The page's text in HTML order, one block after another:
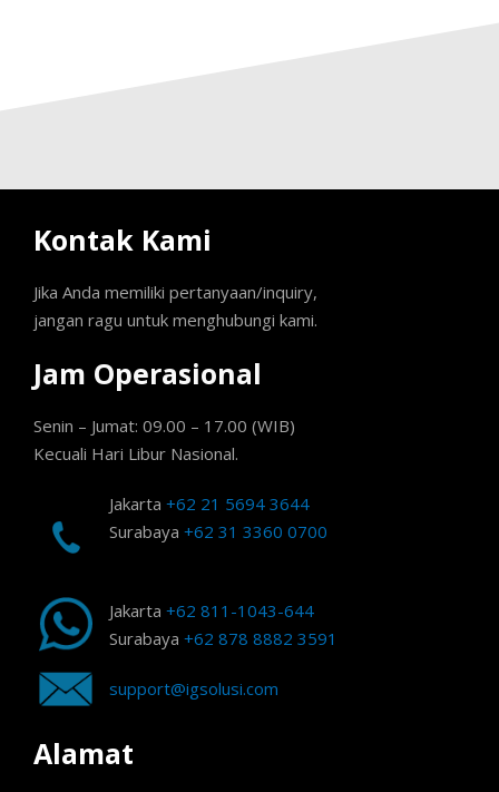
Kontak Kami
Jika Anda memiliki pertanyaan/inquiry,
jangan ragu untuk menghubungi kami.
Jam Operasional
Senin – Jumat: 09.00 – 17.00 (WIB)
Kecuali Hari Libur Nasional.
Jakarta +62 21 5694 3644
Surabaya +62 31 3360 0700
Jakarta +62 811-1043-644
Surabaya +62 878 8882 3591
support@igsolusi.com
Alamat